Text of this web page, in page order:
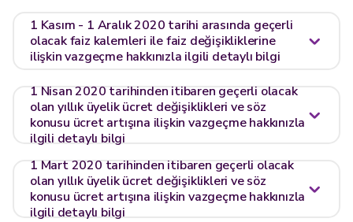
1 Kasım - 1 Aralık 2020 tarihi arasında geçerli
olacak faiz kalemleri ile faiz değişikliklerine
ilişkin vazgeçme hakkınızla ilgili detaylı bilgi
1 Nisan 2020 tarihinden itibaren geçerli olacak
olan yıllık üyelik ücret değişiklikleri ve söz
konusu ücret artışına ilişkin vazgeçme hakkınızla
ilgili detaylı bilgi
1 Mart 2020 tarihinden itibaren geçerli olacak
olan yıllık üyelik ücret değişiklikleri ve söz
konusu ücret artışına ilişkin vazgeçme hakkınızla
ilgili detaylı bilgi